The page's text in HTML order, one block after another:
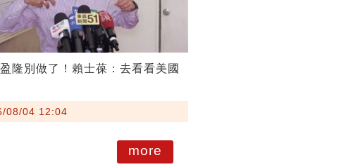
隆別做了！賴士葆：去看看美國
08/04 12:04
more